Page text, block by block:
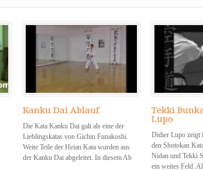
Kanku Dai Ablauf
Die Kata Kanku Dai galt als eine der
Lieblingskatas von Gichin Funakoshi.
Weite Teile der Heian Kata wurden aus
der Kanku Dai abgeleitet. In diesem Ab
Tekki
Lupo
Didier Lupo zeigt
den Shotokan
Nidan und Tekki
ein weites Feld.